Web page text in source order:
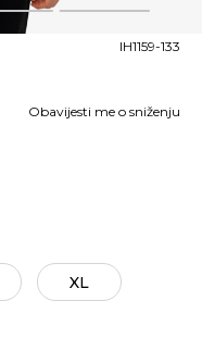
3 4
IH1159-133
Obavijesti me o sniženju
XL